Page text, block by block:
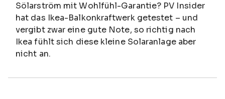
Sölarström mit Wohlfühl-Garantie? PV Insider
hat das Ikea-Balkonkraftwerk getestet – und
vergibt zwar eine gute Note, so richtig nach
Ikea fühlt sich diese kleine Solaranlage aber
nicht an.